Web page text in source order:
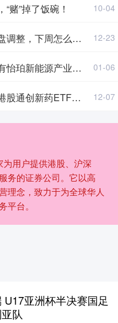
赌”掉了饭碗！ 10-04
，下周怎么走？ 12-23
基金及株洲市级母基金 01-06
基金季度涨幅25.27% 12-07
用户提供港股、沪深
务的证券公司。它以高
理念，致力于为全球华人
平台。
U17亚洲杯半决赛国足
队